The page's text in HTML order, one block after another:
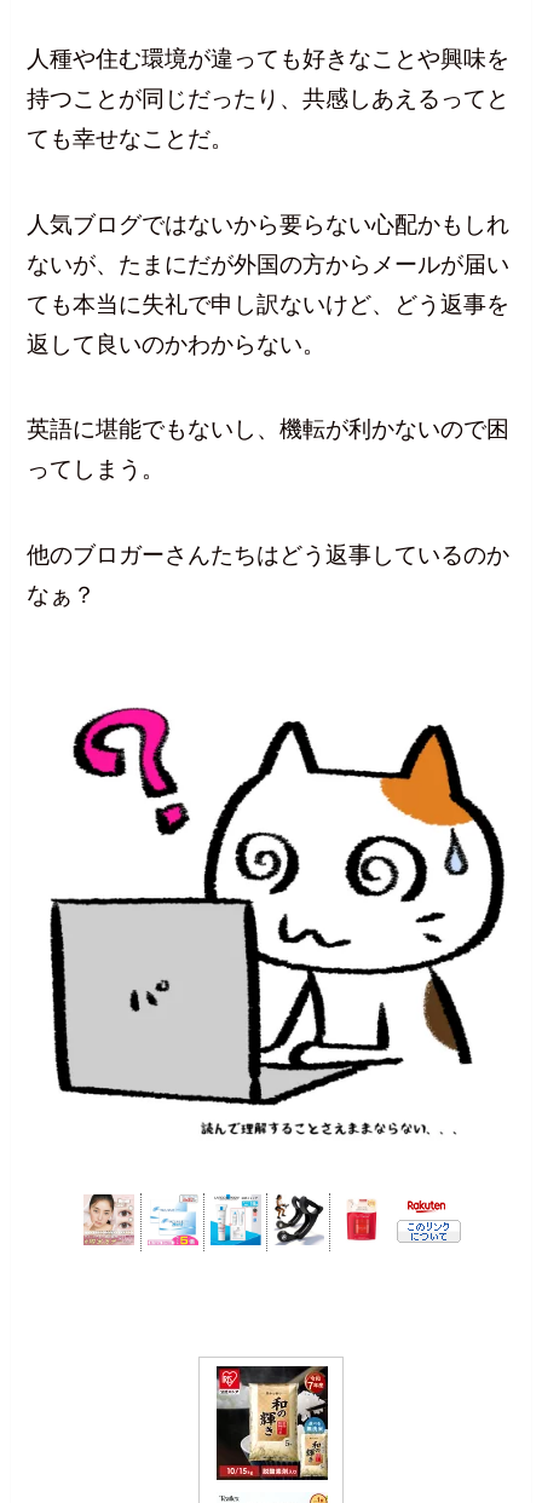
人種や住む環境が違っても好きなことや興味を
持つことが同じだったり、共感しあえるってと
ても幸せなことだ。
人気ブログではないから要らない心配かもしれ
ないが、たまにだが外国の方からメールが届い
ても本当に失礼で申し訳ないけど、どう返事を
返して良いのかわからない。
英語に堪能でもないし、機転が利かないので困
ってしまう。
他のブロガーさんたちはどう返事しているのか
なぁ？